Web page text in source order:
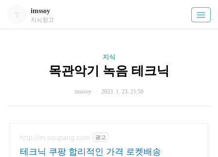
imssoy
지식창고
지식
목관악기 녹음 테크닉
imssoy 2023. 1. 23. 21:58
http://m.coupang.com 광고
테크닉 쿠팡 합리적인 가격 로켓배송